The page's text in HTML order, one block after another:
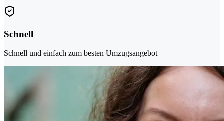
Schnell
Schnell und einfach zum besten Umzugsangebot